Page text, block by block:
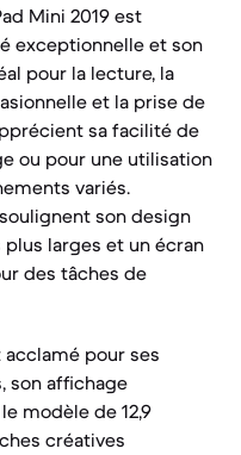
Mini 2019 est
exceptionnelle et son
pour la lecture, la
et la prise de
sa facilité de
ou pour une utilisation
variés.
son design
larges et un écran
des tâches de
acclamé pour ses
son affichage
modèle de 12,9
créatives